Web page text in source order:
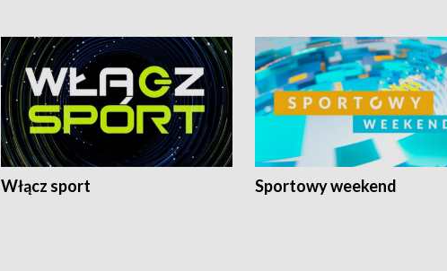
Włącz sport Sportowy weekend